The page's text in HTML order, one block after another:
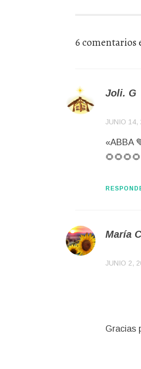
6 comentarios
Joli. G
JUNIO 14,
«ABBA
María
JUNIO 2,
Gracias